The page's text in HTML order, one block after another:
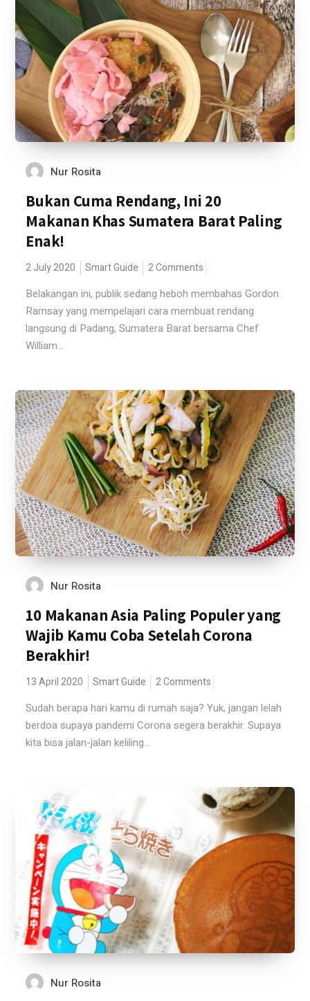
Nur Rosita
Bukan Cuma Rendang, Ini 20
Makanan Khas Sumatera Barat Paling
Enak!
2 July 2020 Smart Guide 2 Comments
Belakangan ini, publik sedang heboh membahas Gordon
Ramsay yang mempelajari cara membuat rendang
langsung di Padang, Sumatera Barat bersama Chef
William...
Nur Rosita
10 Makanan Asia Paling Populer yang
Wajib Kamu Coba Setelah Corona
Berakhir!
13 April 2020 Smart Guide 2 Comments
Sudah berapa hari kamu di rumah saja? Yuk, jangan lelah
berdoa supaya pandemi Corona segera berakhir. Supaya
kita bisa jalan-jalan keliling...
Nur Rosita